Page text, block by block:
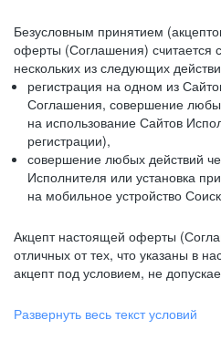
Безусловным принятием
оферты (Соглашения) считается
нескольких из следующих
регистрация на одном из
Соглашения, совершение
на использование Сайтов
регистрации),
совершение любых действий
Исполнителя или установка
на мобильное устройство
Акцепт настоящей оферты
отличных от тех, что указаны в
акцепт под условием, не
Развернуть весь текст условий